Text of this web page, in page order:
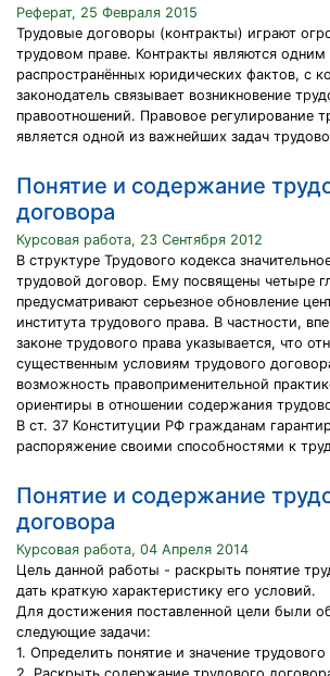
Реферат, 25 Февраля 2015
Трудовые договоры (контракты) играют
трудовом праве. Контракты являются одним
распространённых юридических фактов, с
законодатель связывает возникновение
правоотношений. Правовое регулирование
является одной из важнейших задач
Понятие и содержание
договора
Курсовая работа, 23 Сентября 2012
В структуре Трудового кодекса
трудовой договор. Ему посвящены четыре
предусматривают серьезное обновление
института трудового права. В частности,
законе трудового права указывается, что
существенным условиям трудового
возможность правоприменительной
ориентиры в отношении содержания
В ст. 37 Конституции РФ гражданам
распоряжение своими способностями к
Понятие и содержание
договора
Курсовая работа, 04 Апреля 2014
Цель данной работы - раскрыть понятие
дать краткую характеристику его условий.
Для достижения поставленной цели были
следующие задачи:
1. Определить понятие и значение